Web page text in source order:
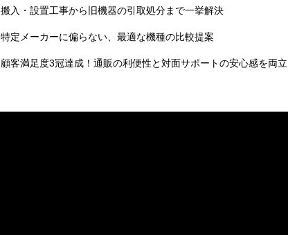
搬入・設置工事から旧機器の引取処分まで一挙解決
特定メーカーに偏らない、最適な機種の比較提案
顧客満足度3冠達成！通販の利便性と対面サポートの安心感を両立